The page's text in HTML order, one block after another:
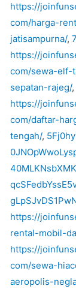
Bus
Rp.
Rp.
https://
com/harga-
jatisampurna/,
https://
com/sewa-elf-
sepatan-rajeg/,
https://
com/daftar-
tengah/,
https://
rental-mobil-
https://
com/sewa-
aeropolis-